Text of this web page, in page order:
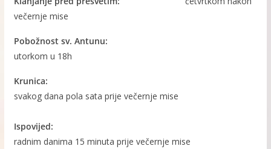
večernje mise
Pobožnost sv. Antunu:
utorkom u 18h
Krunica:
svakog dana pola sata prije večernje mise
Ispovijed:
radnim danima 15 minuta prije večernje mise